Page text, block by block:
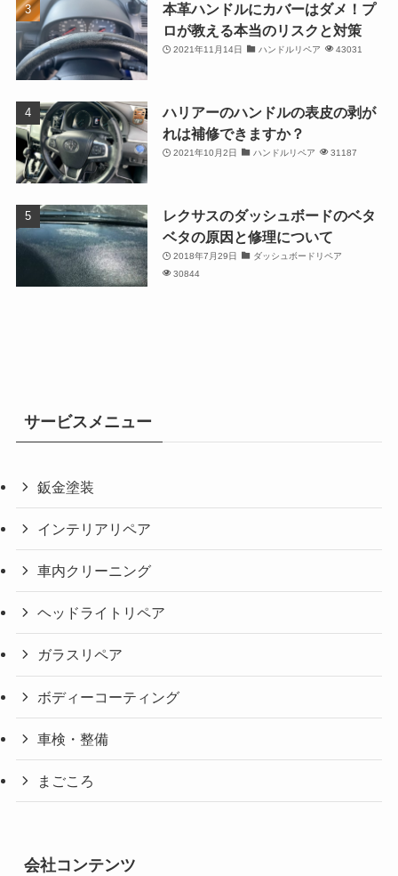
本革ハンドルにカバーはダメ！プ
ロが教える本当のリスクと対策
2021年11月14日 ハンドルリペア 43031
ハリアーのハンドルの表皮の剥が
れは補修できますか？
2021年10月2日 ハンドルリペア 31187
レクサスのダッシュボードのベタ
ベタの原因と修理について
2018年7月29日
ダッシュボードリペア
30844
サービスメニュー
鈑金塗装
インテリアリペア
車内クリーニング
ヘッドライトリペア
ガラスリペア
ボディーコーティング
車検・整備
まごころ
会社コンテンツ